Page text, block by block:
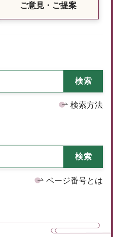
ご意見・ご提案
検索方法
ページ番号とは